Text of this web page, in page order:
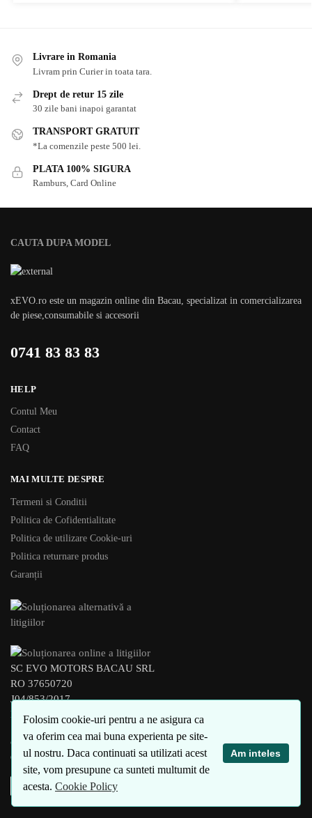
Folosim cookie-uri pentru a ne asigura ca
va oferim cea mai buna experienta pe site-
ul nostru. Daca continuati sa utilizati acest
site, vom presupune ca sunteti multumit de
acesta. Cookie Policy
Am inteles
Livrare in Romania
Livram prin Curier in toata tara.
Drept de retur 15 zile
30 zile bani inapoi garantat
TRANSPORT GRATUIT
*La comenzile peste 500 lei.
PLATA 100% SIGURA
Ramburs, Card Online
CAUTA DUPA MODEL
xEVO.ro este un magazin online din Bacau, specializat in comercializarea
de piese,consumabile si accesorii
0741 83 83 83
HELP
Contul Meu
Contact
FAQ
MAI MULTE DESPRE
Termeni si Conditii
Politica de Cofidentialitate
Politica de utilizare Cookie-uri
Politica returnare produs
Garanții
SC EVO MOTORS BACAU SRL
RO 37650720
J04/853/2017
BACAU – ROMANIA
© xEVO 2023
Created by4SEO